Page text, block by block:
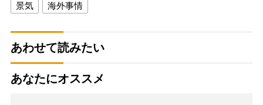
景気 海外事情
あわせて読みたい
あなたにオススメ